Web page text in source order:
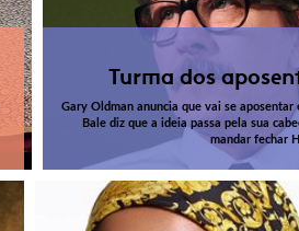
Turma dos
Gary Oldman anuncia que vai se aposentar
Bale diz que a ideia passa pela sua
mandar fechar